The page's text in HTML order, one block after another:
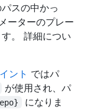
スの中かっ
ーターのプレー
。 詳細につい
ント ではパ
が使用され、パ
になりま